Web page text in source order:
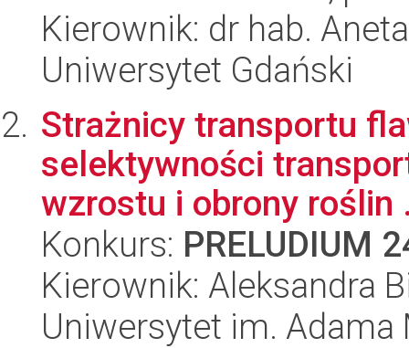
Kierownik: dr hab.
Uniwersytet Gdański
Strażnicy transportu
selektywności
wzrostu i obrony roślin
Konkurs: PRELUDIUM
Kierownik: Aleksandra
Uniwersytet im.